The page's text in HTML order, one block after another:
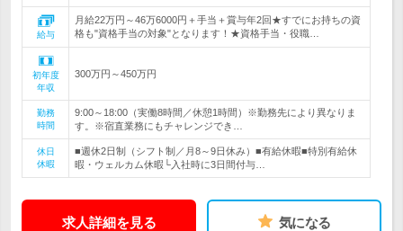
給与
月給22万円～46万6000円＋手当＋賞与年2回★すでにお持ちの資
格も"資格手当の対象"となります！★資格手当・役職…
初年度
年収
300万円～450万円
勤務
時間
9:00～18:00（実働8時間／休憩1時間）※勤務先により異なりま
す。※宿直業務にもチャレンジでき…
休日
休暇
■週休2日制（シフト制／月8～9日休み）■有給休暇■特別有給休
暇・ウェルカム休暇└入社時に3日間付与…
求人詳細を見る 気になる